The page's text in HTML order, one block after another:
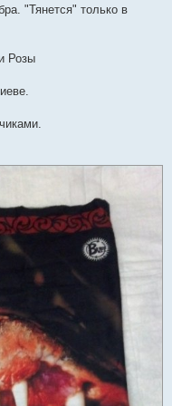
"Тянется" только в
Розы